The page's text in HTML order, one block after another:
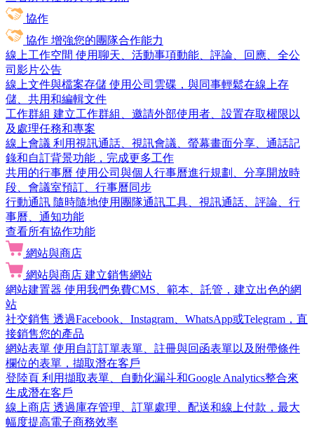
協作
協作 增強您的團隊合作能力
線上工作空間 使用聊天、活動事項動能、評論、回應、全公
司影片公告
線上文件與檔案存儲 使用公司雲碟，與同事輕鬆在線上存
儲、共用和編輯文件
工作群組 建立工作群組、邀請外部使用者、設置存取權限以
及處理任務和專案
線上會議 利用視訊通話、視訊會議、螢幕畫面分享、通話記
錄和自訂背景功能，完成更多工作
共用的行事曆 使用公司與個人行事曆進行規劃、分享開放時
段、會議室預訂、行事曆同步
行動通訊 隨時隨地使用團隊通訊工具、視訊通話、評論、行
事曆、通知功能
查看所有協作功能
網站與商店
網站與商店 建立銷售網站
網站建置器 使用我們免費CMS、範本、託管，建立出色的網
站
社交銷售 透過Facebook、Instagram、WhatsApp或Telegram，直
接銷售您的產品
網站表單 使用自訂訂單表單、註冊與回函表單以及附帶條件
欄位的表單，擷取潛在客戶
登陸頁 利用擷取表單、自動化漏斗和Google Analytics整合來
生成潛在客戶
線上商店 透過庫存管理、訂單處理、配送和線上付款，最大
幅度提高電子商務效率